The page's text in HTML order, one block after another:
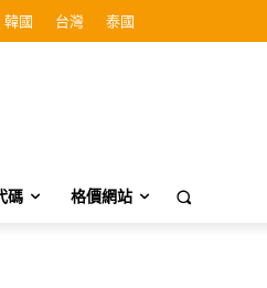
韓國 台灣 泰國
碼 格價網站